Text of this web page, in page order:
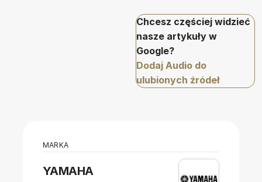
Chcesz częściej widzieć
nasze artykuły w
Google?
Dodaj Audio do
ulubionych źródeł
MARKA
YAMAHA